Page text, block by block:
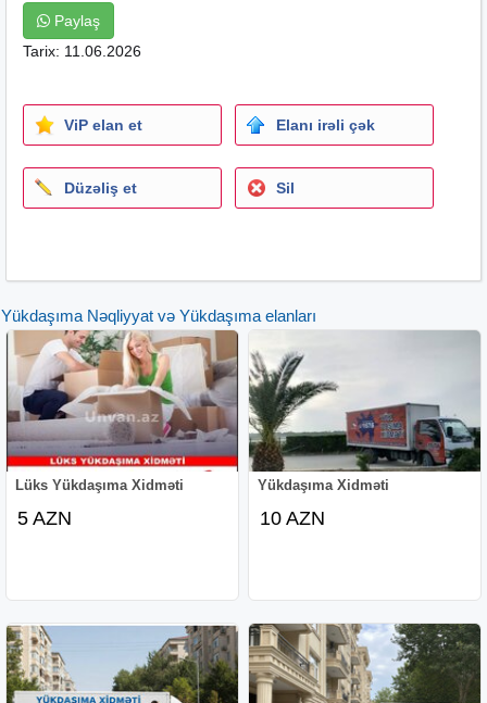
Paylaş
Tarix: 11.06.2026
ViP elan et Elanı irəli çək
Düzəliş et Sil
Yükdaşıma Nəqliyyat və Yükdaşıma elanları
Lüks Yükdaşıma Xidməti
5 AZN
Yükdaşıma Xidməti
10 AZN